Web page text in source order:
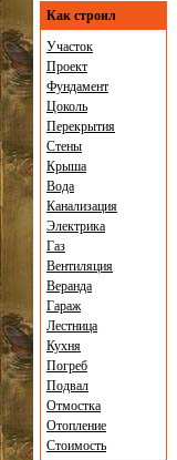
Как строил
Участок
Проект
Фундамент
Цоколь
Перекрытия
Стены
Крыша
Вода
Канализация
Электрика
Газ
Вентиляция
Веранда
Гараж
Лестница
Кухня
Погреб
Подвал
Отмостка
Отопление
Стоимость